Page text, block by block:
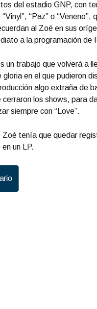
del estadio GNP, con
“Paz” o “Veneno”,
al Zoé en sus
a la programación de
un trabajo que volverá a
en el que pudieron
algo extraña de
cerraron los shows, para
siempre con “Love”.
Zoé tenía que quedar
un LP.